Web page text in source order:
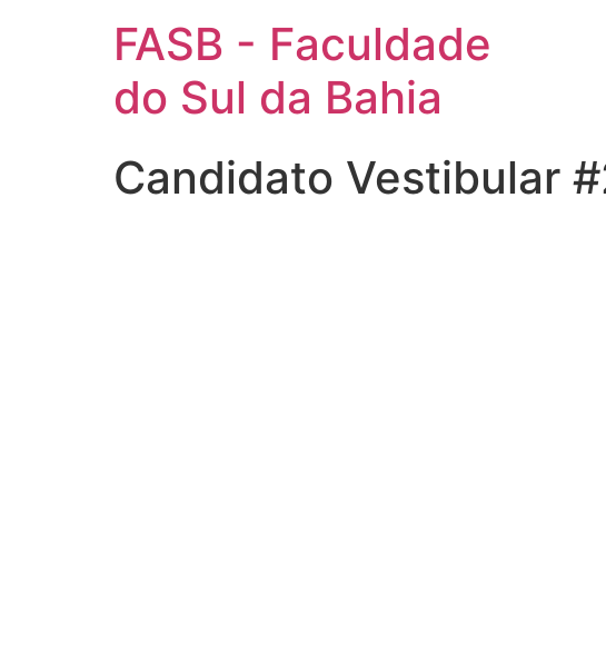
FASB - Faculdade
do Sul da Bahia
Candidato Vestibular